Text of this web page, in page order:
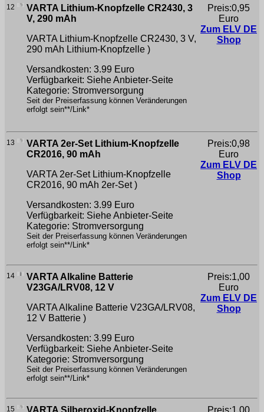
12
VARTA Lithium-Knopfzelle CR2430, 3
V, 290 mAh
VARTA Lithium-Knopfzelle CR2430, 3 V,
290 mAh Lithium-Knopfzelle )
Versandkosten: 3.99 Euro
Verfügbarkeit: Siehe Anbieter-Seite
Kategorie: Stromversorgung
Seit der Preiserfassung können Veränderungen
erfolgt sein**/Link*
Preis:0,95
Euro
Zum ELV DE
Shop
13
VARTA 2er-Set Lithium-Knopfzelle
CR2016, 90 mAh
VARTA 2er-Set Lithium-Knopfzelle
CR2016, 90 mAh 2er-Set )
Versandkosten: 3.99 Euro
Verfügbarkeit: Siehe Anbieter-Seite
Kategorie: Stromversorgung
Seit der Preiserfassung können Veränderungen
erfolgt sein**/Link*
Preis:0,98
Euro
Zum ELV DE
Shop
14
VARTA Alkaline Batterie
V23GA/LRV08, 12 V
VARTA Alkaline Batterie V23GA/LRV08,
12 V Batterie )
Versandkosten: 3.99 Euro
Verfügbarkeit: Siehe Anbieter-Seite
Kategorie: Stromversorgung
Seit der Preiserfassung können Veränderungen
erfolgt sein**/Link*
Preis:1,00
Euro
Zum ELV DE
Shop
15